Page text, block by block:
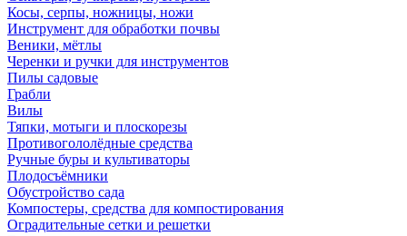
Косы, серпы, ножницы, ножи
Инструмент для обработки почвы
Веники, мётлы
Черенки и ручки для инструментов
Пилы садовые
Грабли
Вилы
Тяпки, мотыги и плоскорезы
Противогололёдные средства
Ручные буры и культиваторы
Плодосъёмники
Обустройство сада
Компостеры, средства для компостирования
Оградительные сетки и решетки